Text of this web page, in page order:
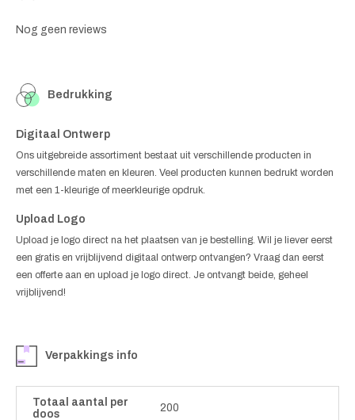
Nog geen reviews
Bedrukking
Digitaal Ontwerp
Ons uitgebreide assortiment bestaat uit verschillende producten in
verschillende maten en kleuren. Veel producten kunnen bedrukt worden
met een 1-kleurige of meerkleurige opdruk.
Upload Logo
Upload je logo direct na het plaatsen van je bestelling. Wil je liever eerst
een gratis en vrijblijvend digitaal ontwerp ontvangen? Vraag dan eerst
een offerte aan en upload je logo direct. Je ontvangt beide, geheel
vrijblijvend!
Verpakkings info
Totaal aantal per
doos
200